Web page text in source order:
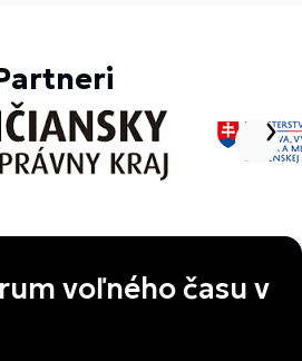
voľného času v